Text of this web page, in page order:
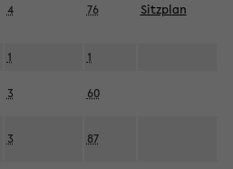
4 76 Sitzplan
1 1
3 60
3 87